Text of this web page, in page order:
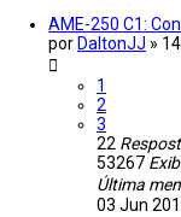
AME-250 C1:
por DaltonJJ »
1
2
3
22
53267
Última
03 Jun